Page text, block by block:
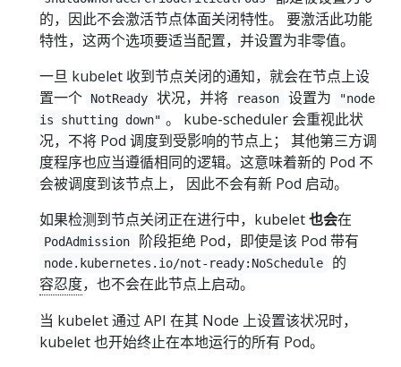
的，因此不会激活节点体面关闭特性。 要激活此功能
特性，这两个选项要适当配置，并设置为非零值。
一旦 kubelet 收到节点关闭的通知，就会在节点上设
置一个
NotReady 状况，并将 reason 设置为
"node
is shutting down" 。 kube-scheduler 会重视此状
况，不将 Pod 调度到受影响的节点上； 其他第三方调
度程序也应当遵循相同的逻辑。这意味着新的 Pod 不
会被调度到该节点上， 因此不会有新 Pod 启动。
如果检测到节点关闭正在进行中，kubelet也会在
PodAdmission 阶段拒绝 Pod，即使是该 Pod 带有
node.kubernetes.io/not-ready:NoSchedule
的
容忍度，也不会在此节点上启动。
当 kubelet 通过 API 在其 Node 上设置该状况时，
kubelet 也开始终止在本地运行的所有 Pod。